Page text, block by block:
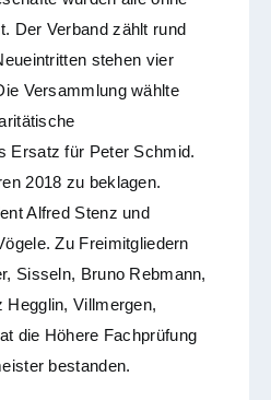
Der Verband zählt rund
stehen vier
Versammlung wählte
Ersatz für Peter Schmid.
2018 zu beklagen.
Alfred Stenz und
Zu Freimitgliedern
Sisseln, Bruno Rebmann,
Hegglin, Villmergen,
die Höhere Fachprüfung
bestanden.